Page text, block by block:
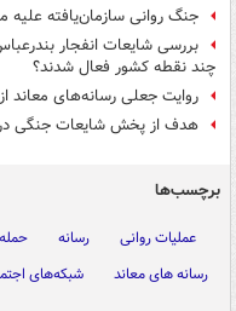
جنگ روانی سازمان‌یافته علیه
بررسی شایعات انفجار
چند نقطه کشور فعال شدند؟
روایت جعلی رسانه‌های معاند از
هدف از پخش شایعات جنگی
برچسب‌ها
عملیات روانی رسانه
رسانه های معاند
شبکه‌های